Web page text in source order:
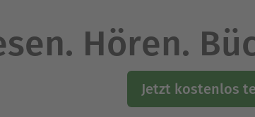
Hören.
Jetzt kostenlos